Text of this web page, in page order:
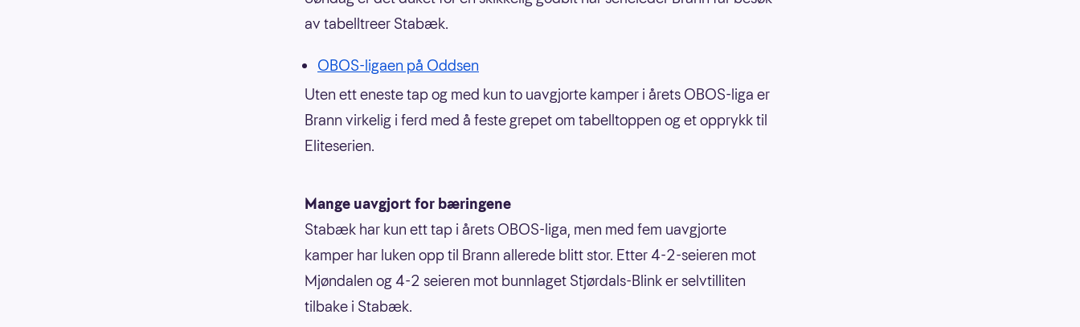
av tabelltreer Stabæk.
OBOS-ligaen på Oddsen
Uten ett eneste tap og med kun to uavgjorte kamper i årets OBOS-liga er
Brann virkelig i ferd med å feste grepet om tabelltoppen og et opprykk til
Eliteserien.
Mange uavgjort for bæringene
Stabæk har kun ett tap i årets OBOS-liga, men med fem uavgjorte
kamper har luken opp til Brann allerede blitt stor. Etter 4-2-seieren mot
Mjøndalen og 4-2 seieren mot bunnlaget Stjørdals-Blink er selvtilliten
tilbake i Stabæk.